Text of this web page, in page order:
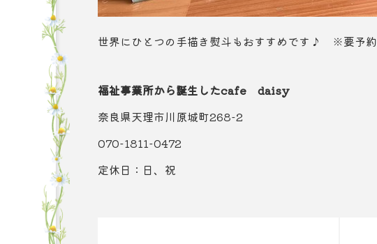
世界にひとつの手描き熨斗もおすすめです♪ ※要予約
福祉事業所から誕生したcafe daisy
奈良県天理市川原城町268-2
070-1811-0472
定休日：日、祝